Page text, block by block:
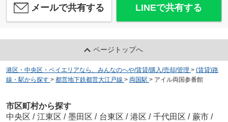
メールで共有する LINEで共有する
ページトップへ
港区・中央区・ベイエリアなら、みんなのへや/賃貸/購入/売却/管理 > (賃貸)路
線・駅から探す > 都営地下鉄都営大江戸線 > 両国駅 > アイル両国参番館
市区町村から探す
中央区 / 江東区 / 墨田区 / 台東区 / 港区 / 千代田区 / 蕨市 /